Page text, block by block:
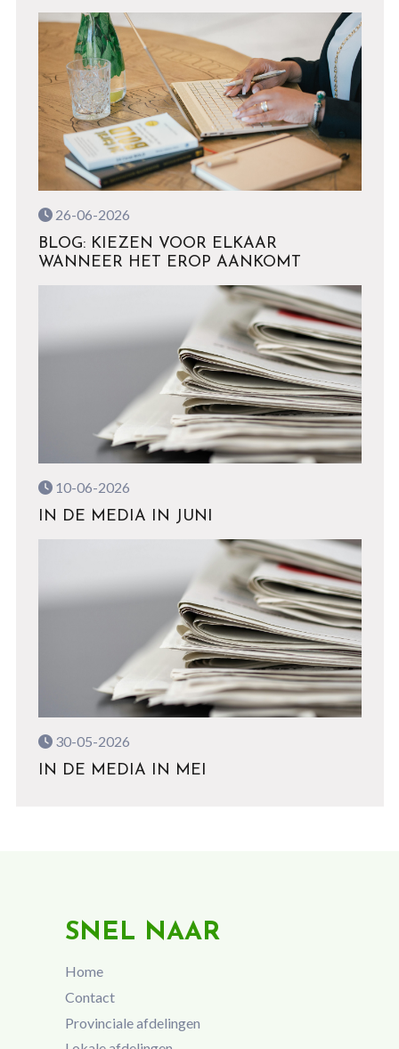
26-06-2026
BLOG: KIEZEN VOOR ELKAAR
WANNEER HET EROP AANKOMT
10-06-2026
IN DE MEDIA IN JUNI
30-05-2026
IN DE MEDIA IN MEI
SNEL NAAR
Home
Contact
Provinciale afdelingen